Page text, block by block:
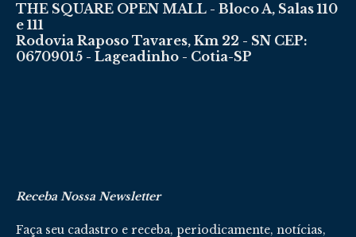
THE SQUARE OPEN MALL - Bloco A, Salas 110
e 111
Rodovia Raposo Tavares, Km 22 - SN CEP:
06709015 - Lageadinho - Cotia-SP
Receba Nossa Newsletter
Faça seu cadastro e receba, periodicamente, notícias,